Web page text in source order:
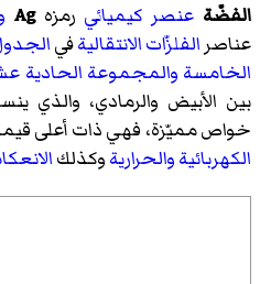
الفضّة عنصر كيميائي رمزهAg
عناصر الفلزّات الانتقاليةفي
الخامسة والمجموعة الحادية
بين الأبيض والرمادي، والذي
خواص مميّزة، فهي ذات أعلى
الكهربائيةوالحراريةوكذلك